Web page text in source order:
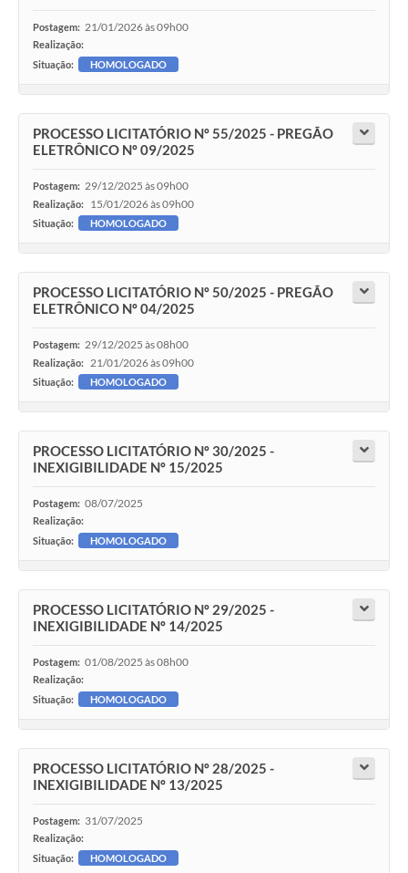
Postagem: 21/01/2026 às 09h00
Realização:
Situação:
HOMOLOGADO
PROCESSO LICITATÓRIO Nº 55/2025 - PREGÃO
ELETRÔNICO Nº 09/2025
Postagem: 29/12/2025 às 09h00
Realização: 15/01/2026 às 09h00
Situação: HOMOLOGADO
PROCESSO LICITATÓRIO Nº 50/2025 - PREGÃO
ELETRÔNICO Nº 04/2025
Postagem: 29/12/2025 às 08h00
Realização: 21/01/2026 às 09h00
Situação: HOMOLOGADO
PROCESSO LICITATÓRIO Nº 30/2025 -
INEXIGIBILIDADE Nº 15/2025
Postagem: 08/07/2025
Realização:
Situação:
HOMOLOGADO
PROCESSO LICITATÓRIO Nº 29/2025 -
INEXIGIBILIDADE Nº 14/2025
Postagem: 01/08/2025 às 08h00
Realização:
Situação:
HOMOLOGADO
PROCESSO LICITATÓRIO Nº 28/2025 -
INEXIGIBILIDADE Nº 13/2025
Postagem: 31/07/2025
Realização:
Situação:
HOMOLOGADO